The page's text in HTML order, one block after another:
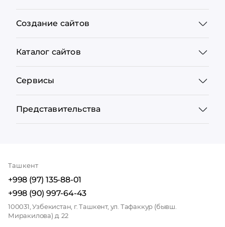
Создание сайтов
Каталог сайтов
Сервисы
Представительства
Ташкент
+998 (97) 135-88-01
+998 (90) 997-64-43
100031, Узбекистан, г. Ташкент, ул. Тафаккур (бывш.
Миракилова) д. 22